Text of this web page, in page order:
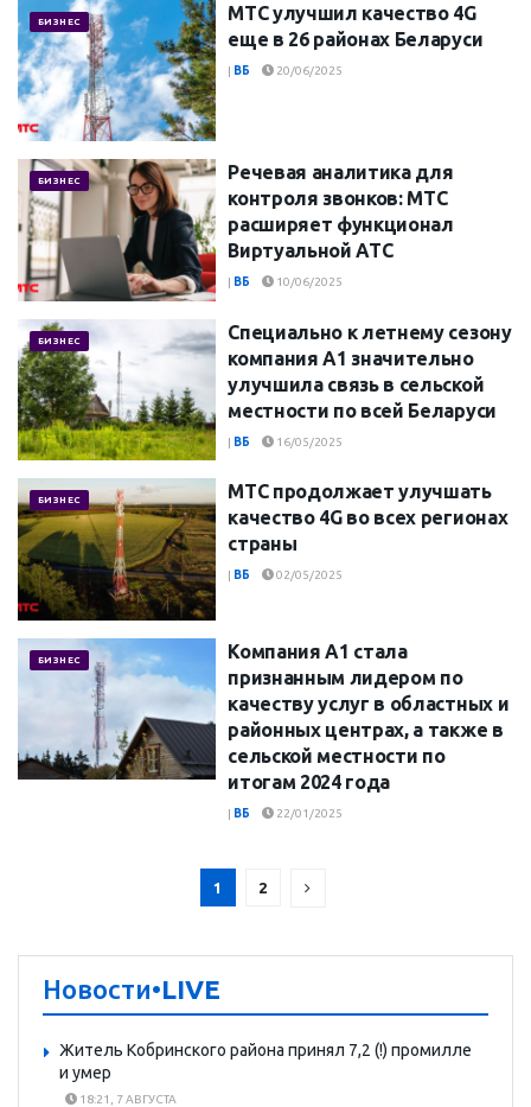
БИЗНЕС
МТС улучшил качество 4G
еще в 26 районах Беларуси
| ВБ 20/06/2025
БИЗНЕС
Речевая аналитика для
контроля звонков: МТС
расширяет функционал
Виртуальной АТС
| ВБ 10/06/2025
БИЗНЕС
Специально к летнему сезону
компания А1 значительно
улучшила связь в сельской
местности по всей Беларуси
| ВБ 16/05/2025
БИЗНЕС
МТС продолжает улучшать
качество 4G во всех регионах
страны
| ВБ 02/05/2025
БИЗНЕС
Компания А1 стала
признанным лидером по
качеству услуг в областных и
районных центрах, а также в
сельской местности по
итогам 2024 года
| ВБ 22/01/2025
1 2
Новости•LIVE
Житель Кобринского района принял 7,2 (!) промилле
и умер
18:21, 7 АВГУСТА